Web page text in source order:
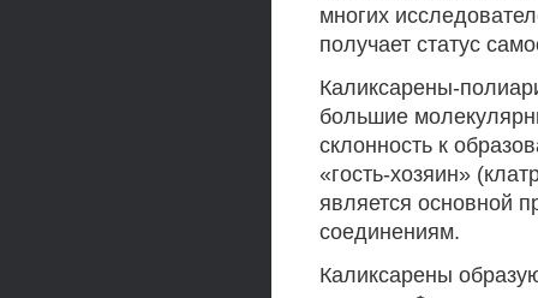
многих
получает статус
Каликсарены-
большие
склонность к
«гость-хозяин»
является основной
соединениям.
Каликсарены